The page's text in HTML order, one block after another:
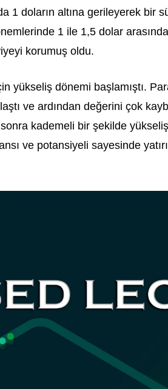
1 doların altına gerileyerek bir
1 ile 1,5 dolar
korumuş oldu.
yükseliş dönemi başlamıştı.
ve ardından değerini çok
kademeli bir şekilde
ve potansiyeli sayesinde